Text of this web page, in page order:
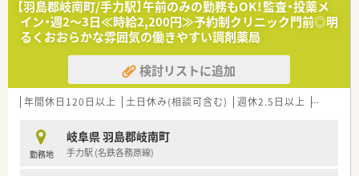
【羽島郡岐南町/手力駅】午前のみの勤務もOK！監査・投薬メ
イン・週2～3日≪時給2,200円≫予約制クリニック門前◎明
るくおおらかな雰囲気の働きやすい調剤薬局
検討リストに追加
年間休日120日以上 土日休み(相談可含む) 週休2.5日以上 ブランク
勤務地
岐阜県 羽島郡岐南町
手力駅 (名鉄各務原線)